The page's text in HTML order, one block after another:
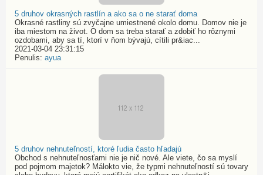
5 druhov okrasných rastlín a ako sa o ne starať doma
Okrasné rastliny sú zvyčajne umiestnené okolo domu. Domov nie je
iba miestom na život. O dom sa treba starať a zdobiť ho rôznymi
ozdobami, aby sa tí, ktorí v ňom bývajú, cítili pr&iac...
2021-03-04 23:31:15
Penulis: ayua
5 druhov nehnuteľností, ktoré ľudia často hľadajú
Obchod s nehnuteľnosťami nie je nič nové. Ale viete, čo sa myslí
pod pojmom majetok? Málokto vie, že typmi nehnuteľností sú tovary